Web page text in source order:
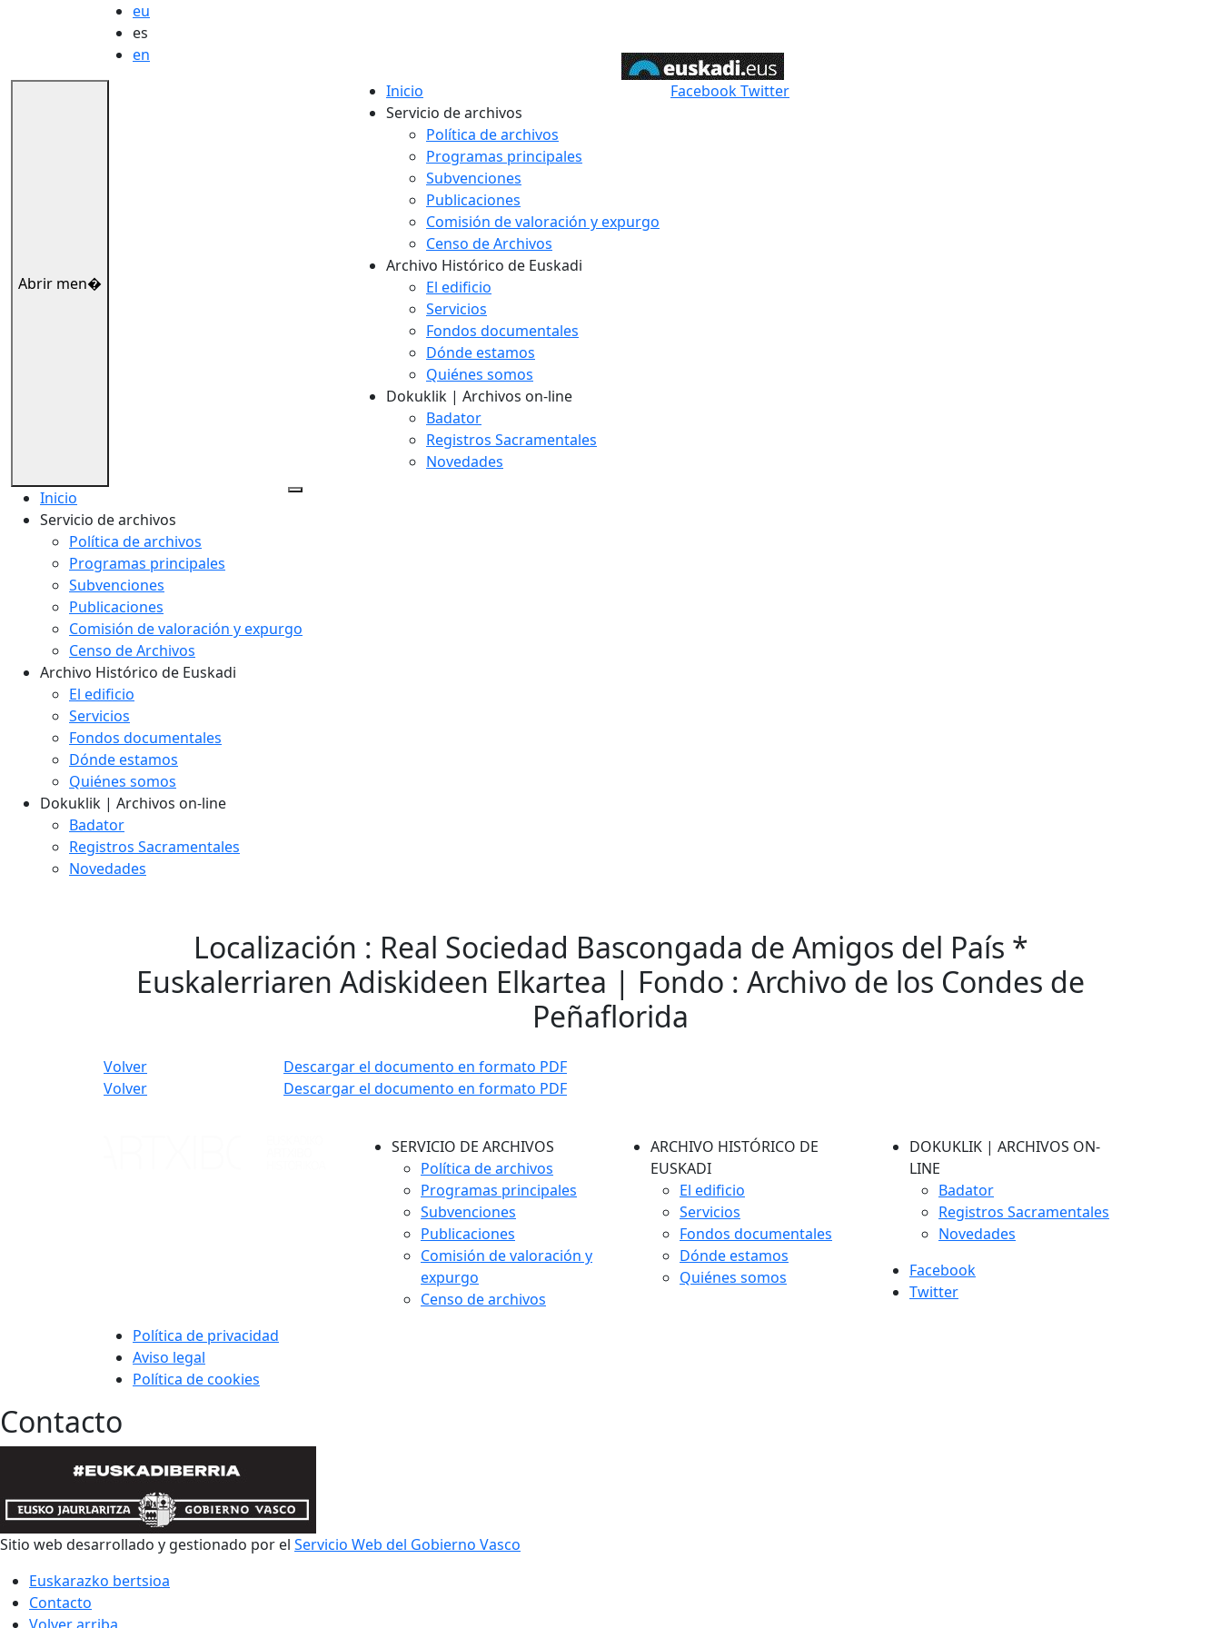
eu
es
en
Abrir men�
Inicio
Servicio de archivos
Política de archivos
Programas principales
Subvenciones
Publicaciones
Comisión de valoración y expurgo
Censo de Archivos
Archivo Histórico de Euskadi
El edificio
Servicios
Fondos documentales
Dónde estamos
Quiénes somos
Dokuklik | Archivos on-line
Badator
Registros Sacramentales
Novedades
FacebookTwitter
Inicio
Servicio de archivos
Política de archivos
Programas principales
Subvenciones
Publicaciones
Comisión de valoración y expurgo
Censo de Archivos
Archivo Histórico de Euskadi
El edificio
Servicios
Fondos documentales
Dónde estamos
Quiénes somos
Dokuklik | Archivos on-line
Badator
Registros Sacramentales
Novedades
Localización : Real Sociedad Bascongada de Amigos del País *
Euskalerriaren Adiskideen Elkartea | Fondo : Archivo de los Condes de
Peñaflorida
Volver
Descargar el documento en formato PDF
Volver
Descargar el documento en formato PDF
SERVICIO DE ARCHIVOS
Política de archivos
Programas principales
Subvenciones
Publicaciones
Comisión de valoración y
expurgo
Censo de archivos
ARCHIVO HISTÓRICO DE
EUSKADI
El edificio
Servicios
Fondos documentales
Dónde estamos
Quiénes somos
DOKUKLIK | ARCHIVOS ON-
LINE
Badator
Registros Sacramentales
Novedades
Facebook
Twitter
Política de privacidad
Aviso legal
Política de cookies
Contacto
Sitio web desarrollado y gestionado por el Servicio Web del Gobierno Vasco
Euskarazko bertsioa
Contacto